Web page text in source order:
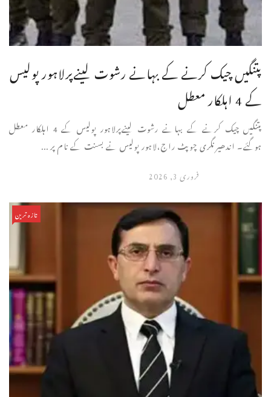
پتنگیں چیک کرنے کے بہانے رشوت لینےپرلاہور پولیس
کے 4 اہلکار معطل
پتنگیں چیک کرنے کے بہانے رشوت لینےپرلاہور پولیس کے 4 اہلکار معطل
ہوگئے۔ اندھیرنگری چوپٹ راج،لاہور پولیس نے بسنت کے نام پر ...
فروری 3, 2026
تازہ ترین